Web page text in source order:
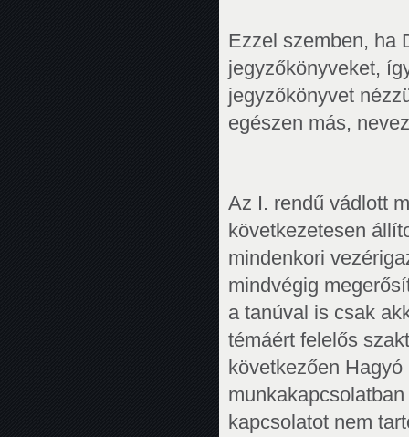
Ezzel szemben, ha
jegyzőkönyveket,
jegyzőkönyvet
egészen más,
Az I. rendű vádlott
következetesen
mindenkori
mindvégig
a tanúval is csak
témáért felelős
következően
kapcsolatot nem